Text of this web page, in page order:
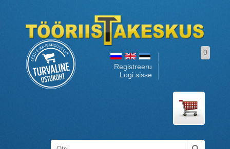
Registreeru
Logi sisse
0